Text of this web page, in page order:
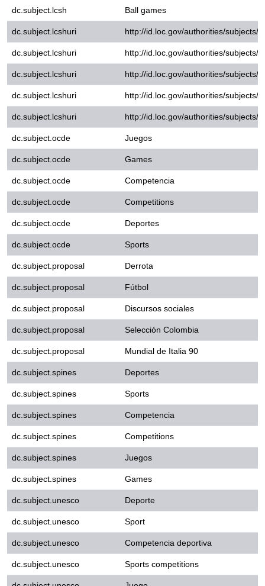
dc.subject.lcshuri
http://id.loc.gov/authorities/
dc.subject.lcshuri
http://id.loc.gov/authorities/
dc.subject.lcshuri
http://id.loc.gov/authorities/
dc.subject.ocde
dc.subject.ocde
dc.subject.ocde
Competencia
dc.subject.ocde
Competitions
dc.subject.ocde
dc.subject.ocde
Sports
dc.subject.proposal
Derrota
dc.subject.proposal
Fútbol
dc.subject.proposal
dc.subject.proposal
dc.subject.proposal
dc.subject.spines
dc.subject.spines
dc.subject.spines
dc.subject.spines
Competitions
dc.subject.spines
dc.subject.spines
Games
dc.subject.unesco
Deporte
dc.subject.unesco
Sport
dc.subject.unesco
dc.subject.unesco
Sports competitions
dc.subject.unesco
dc.subject.unesco
Play
dc.subject.unescouri
http://